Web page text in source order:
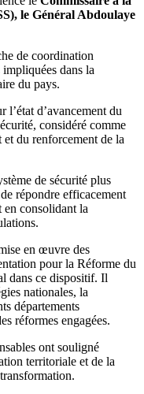
le Général Abdoulaye
de coordination
dans la
du pays.
l’état d’avancement du
considéré comme
du renforcement de la
de sécurité plus
répondre efficacement
en consolidant la
en œuvre des
pour la Réforme du
dans ce dispositif. Il
nationales, la
départements
réformes engagées.
ont souligné
territoriale et de la